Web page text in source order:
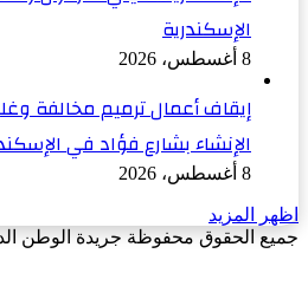
الإسكندرية
8 أغسطس، 2026
إيقاف أعمال ترميم مخالفة
الإنشاء بشارع فؤاد في
8 أغسطس، 2026
اظهر المزيد
جميع الحقوق محفوظة جريدة الوطن